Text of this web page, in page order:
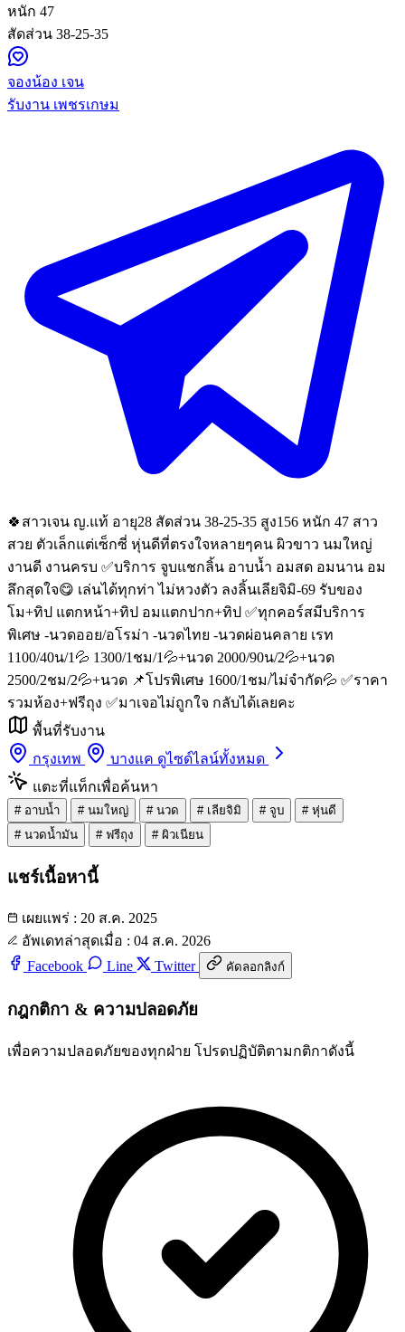
หนัก 47
สัดส่วน 38-25-35
จองน้อง เจน
รับงาน เพชรเกษม
🍀สาวเจน ญ.แท้ อายุ28 สัดส่วน 38-25-35 สูง156 หนัก 47 สาว
สวย ตัวเล็กแต่เซ็กซี่ หุ่นดีที่ตรงใจหลายๆคน ผิวขาว นมใหญ่
งานดี งานครบ ✅บริการ จูบแชกลิ้น อาบน้ำ อมสด อมนาน อม
ลึกสุดใจ😋 เล่นได้ทุกท่า ไม่หวงตัว ลงลิ้นเลียจิมิ-69 รับของ
โม+ทิป แตกหน้า+ทิป อมแตกปาก+ทิป ✅ทุกคอร์สมีบริการ
พิเศษ -นวดออย/อโรม่า -นวดไทย -นวดผ่อนคลาย เรท
1100/40น/1💦 1300/1ชม/1💦+นวด 2000/90น/2💦+นวด
2500/2ชม/2💦+นวด 📌โปรพิเศษ 1600/1ชม/ไม่จำกัด💦 ✅ราคา
รวมห้อง+ฟรีถุง ✅มาเจอไม่ถูกใจ กลับได้เลยคะ
พื้นที่รับงาน
กรุงเทพ
บางแค ดูไซด์ไลน์ทั้งหมด
แตะที่แท็กเพื่อค้นหา
# อาบน้ำ # นมใหญ่ # นวด # เลียจิมิ # จูบ # หุ่นดี
# นวดน้ำมัน # ฟรีถุง # ผิวเนียน
แชร์เนื้อหานี้
เผยแพร่ : 20 ส.ค. 2025
อัพเดทล่าสุดเมื่อ : 04 ส.ค. 2026
Facebook
Line Twitter คัดลอกลิงก์
กฎกติกา & ความปลอดภัย
เพื่อความปลอดภัยของทุกฝ่าย โปรดปฏิบัติตามกติกาดังนี้